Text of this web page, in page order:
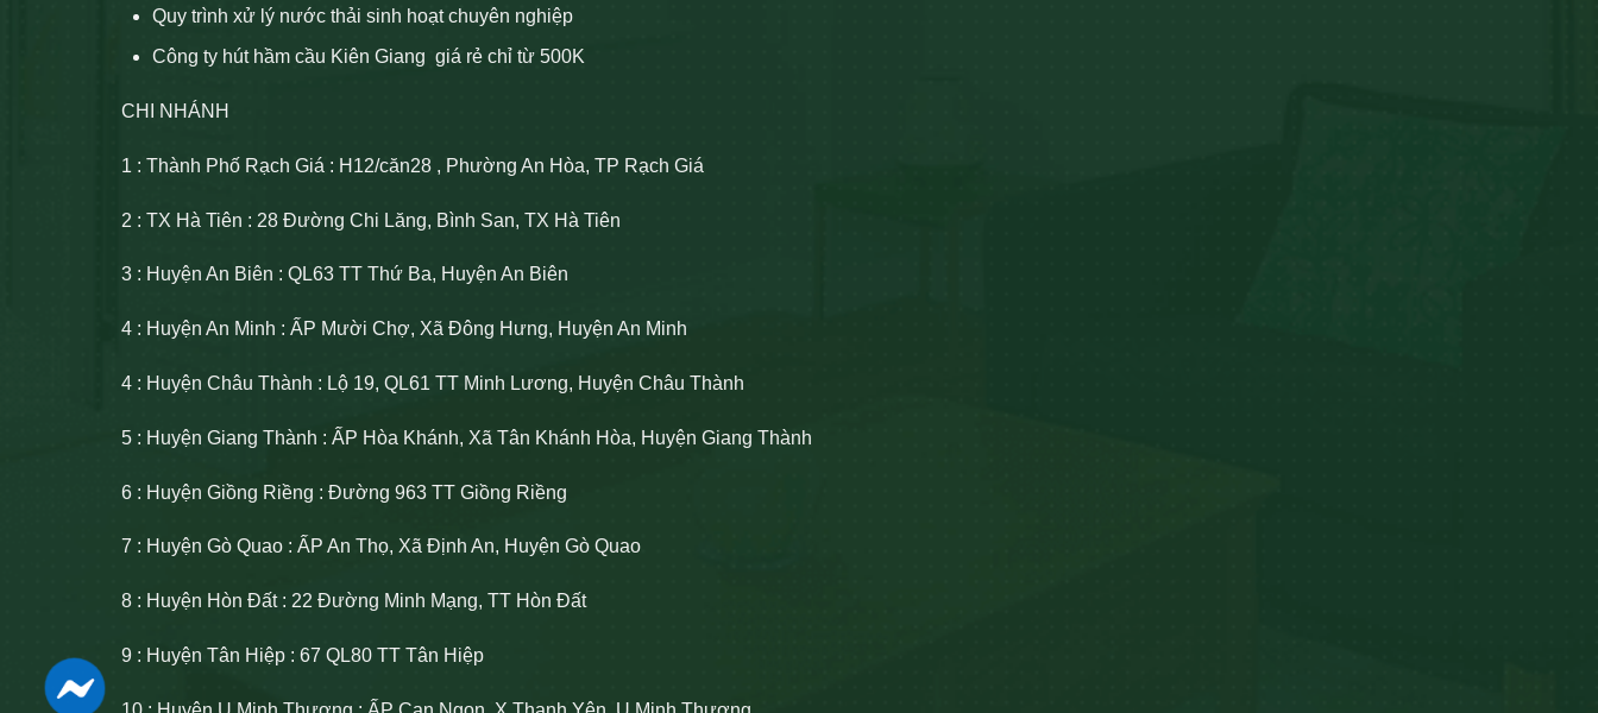
Quy trình xử lý nước thải sinh hoạt chuyên nghiệp
Công ty hút hầm cầu Kiên Giang giá rẻ chỉ từ 500K
CHI NHÁNH
1 : Thành Phố Rạch Giá : H12/căn28 , Phường An Hòa, TP Rạch Giá
2 : TX Hà Tiên : 28 Đường Chi Lăng, Bình San, TX Hà Tiên
3 : Huyện An Biên : QL63 TT Thứ Ba, Huyện An Biên
4 : Huyện An Minh : ẤP Mười Chợ, Xã Đông Hưng, Huyện An Minh
4 : Huyện Châu Thành : Lộ 19, QL61 TT Minh Lương, Huyện Châu Thành
5 : Huyện Giang Thành : ẤP Hòa Khánh, Xã Tân Khánh Hòa, Huyện Giang Thành
6 : Huyện Giồng Riềng : Đường 963 TT Giồng Riềng
7 : Huyện Gò Quao : ẤP An Thọ, Xã Định An, Huyện Gò Quao
8 : Huyện Hòn Đất : 22 Đường Minh Mạng, TT Hòn Đất
9 : Huyện Tân Hiệp : 67 QL80 TT Tân Hiệp